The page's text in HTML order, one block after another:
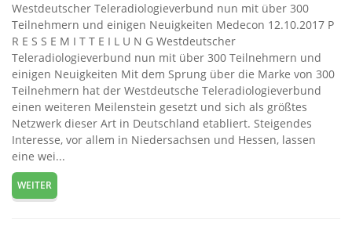
Westdeutscher Teleradiologieverbund nun mit über 300
Teilnehmern und einigen Neuigkeiten Medecon 12.10.2017 P
R E S S E M I T T E I L U N G Westdeutscher
Teleradiologieverbund nun mit über 300 Teilnehmern und
einigen Neuigkeiten Mit dem Sprung über die Marke von 300
Teilnehmern hat der Westdeutsche Teleradiologieverbund
einen weiteren Meilenstein gesetzt und sich als größtes
Netzwerk dieser Art in Deutschland etabliert. Steigendes
Interesse, vor allem in Niedersachsen und Hessen, lassen
eine wei...
WEITER